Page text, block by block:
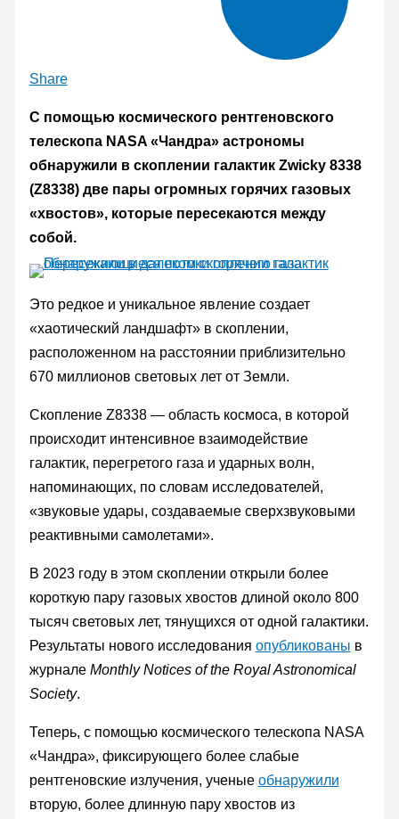
Share
С помощью космического рентгеновского
телескопа NASA «Чандра» астрономы
обнаружили в скоплении галактик Zwicky 8338
(Z8338) две пары огромных горячих газовых
«хвостов», которые пересекаются между
собой.
Это редкое и уникальное явление создает
«хаотический ландшафт» в скоплении,
расположенном на расстоянии приблизительно
670 миллионов световых лет от Земли.
Скопление Z8338 — область космоса, в которой
происходит интенсивное взаимодействие
галактик, перегретого газа и ударных волн,
напоминающих, по словам исследователей,
«звуковые удары, создаваемые сверхзвуковыми
реактивными самолетами».
В 2023 году в этом скоплении открыли более
короткую пару газовых хвостов длиной около 800
тысяч световых лет, тянущихся от одной галактики.
Результаты нового исследования опубликованы в
журнале Monthly Notices of the Royal Astronomical
Society.
Теперь, с помощью космического телескопа NASA
«Чандра», фиксирующего более слабые
рентгеновские излучения, ученые обнаружили
вторую, более длинную пару хвостов из